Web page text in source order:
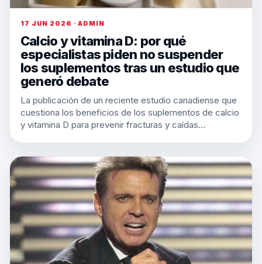
17 JUN 2026 · ADMIN
Calcio y vitamina D: por qué
especialistas piden no suspender
los suplementos tras un estudio que
generó debate
La publicación de un reciente estudio canadiense que
cuestiona los beneficios de los suplementos de calcio
y vitamina D para prevenir fracturas y caídas…